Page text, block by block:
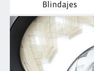
Blindajes